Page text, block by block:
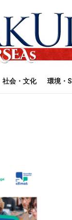
社会・文化 環境・